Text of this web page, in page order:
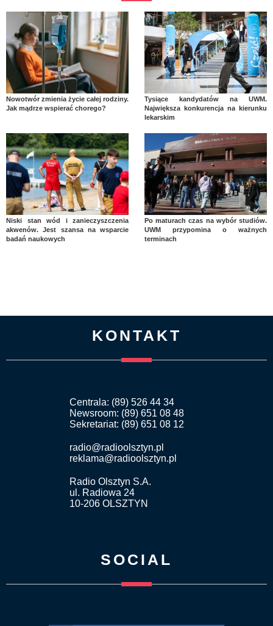
Nowotwór zmienia życie całej rodziny.
Jak mądrze wspierać chorego?
Tysiące kandydatów na UWM.
Największa konkurencja na kierunku
lekarskim
Niski stan wód i zanieczyszczenia
akwenów. Jest szansa na wsparcie
badań naukowych
Po maturach czas na wybór studiów.
UWM przypomina o ważnych
terminach
KONTAKT
Centrala: (89) 526 44 34
Newsroom: (89) 651 08 48
Sekretariat: (89) 651 08 12
radio@radioolsztyn.pl
reklama@radioolsztyn.pl
Radio Olsztyn S.A.
ul. Radiowa 24
10-206 OLSZTYN
SOCIAL